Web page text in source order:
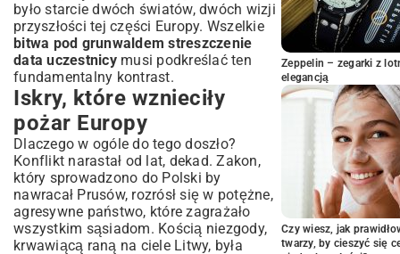
było starcie dwóch światów, dwóch wizji
przyszłości tej części Europy. Wszelkie
bitwa pod grunwaldem streszczenie
data uczestnicymusi podkreślać ten
fundamentalny kontrast.
Iskry, które wznieciły
pożar Europy
Dlaczego w ogóle do tego doszło?
Konflikt narastał od lat, dekad. Zakon,
który sprowadzono do Polski by
nawracał Prusów, rozrósł się w potężne,
agresywne państwo, które zagrażało
wszystkim sąsiadom. Kością niezgody,
krwawiącą raną na ciele Litwy, była
Zeppelin – zegarki z
elegancją
Czy wiesz, jak
twarzy, by cieszyć się